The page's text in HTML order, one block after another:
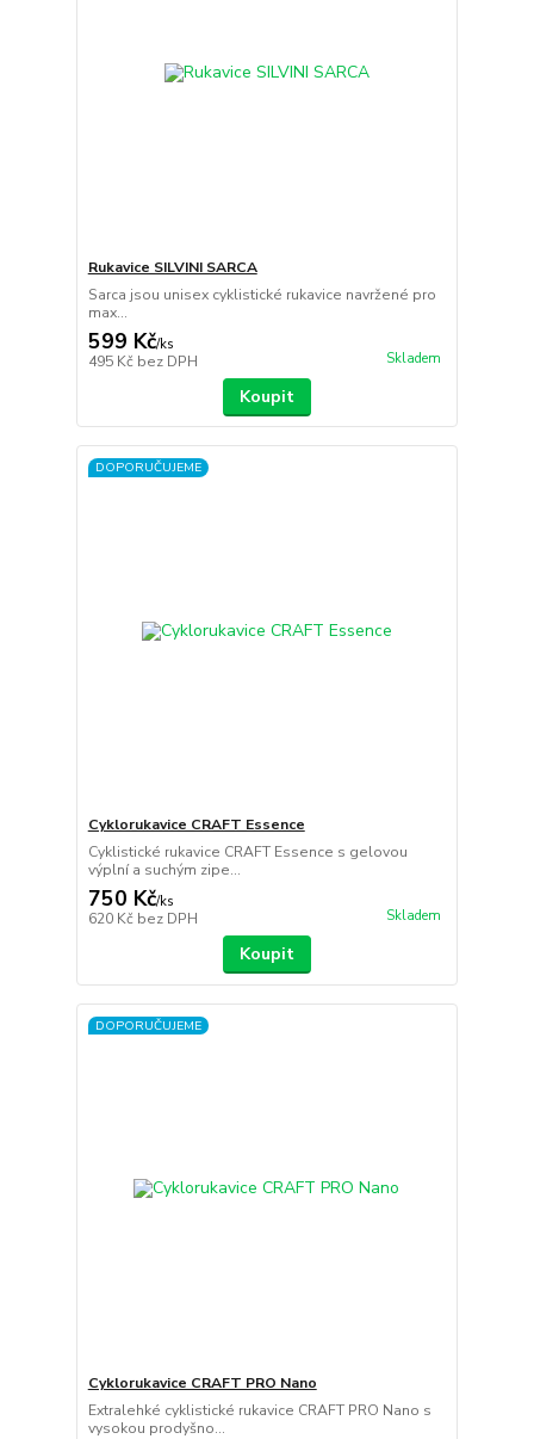
Rukavice SILVINI SARCA
Sarca jsou unisex cyklistické rukavice navržené pro
max...
599 Kč/ks
495 Kč bez DPH Skladem
Koupit
DOPORUČUJEME
Cyklorukavice CRAFT Essence
Cyklistické rukavice CRAFT Essence s gelovou
výplní a suchým zipe...
750 Kč/ks
620 Kč bez DPH Skladem
Koupit
DOPORUČUJEME
Cyklorukavice CRAFT PRO Nano
Extralehké cyklistické rukavice CRAFT PRO Nano s
vysokou prodyšno...